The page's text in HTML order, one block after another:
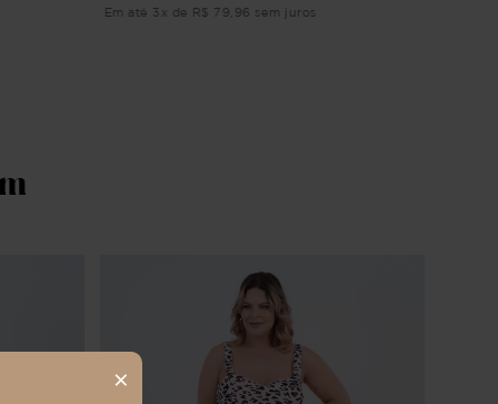
Em até 3x de R$ 79,96 sem juros